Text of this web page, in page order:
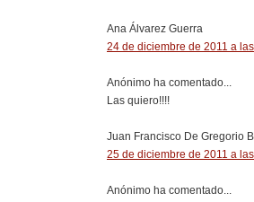
Ana Álvarez Guerra
24 de diciembre de 2011 a
Anónimo ha comentado...
Las quiero!!!!
Juan Francisco De Gregorio
25 de diciembre de 2011 a
Anónimo ha comentado...